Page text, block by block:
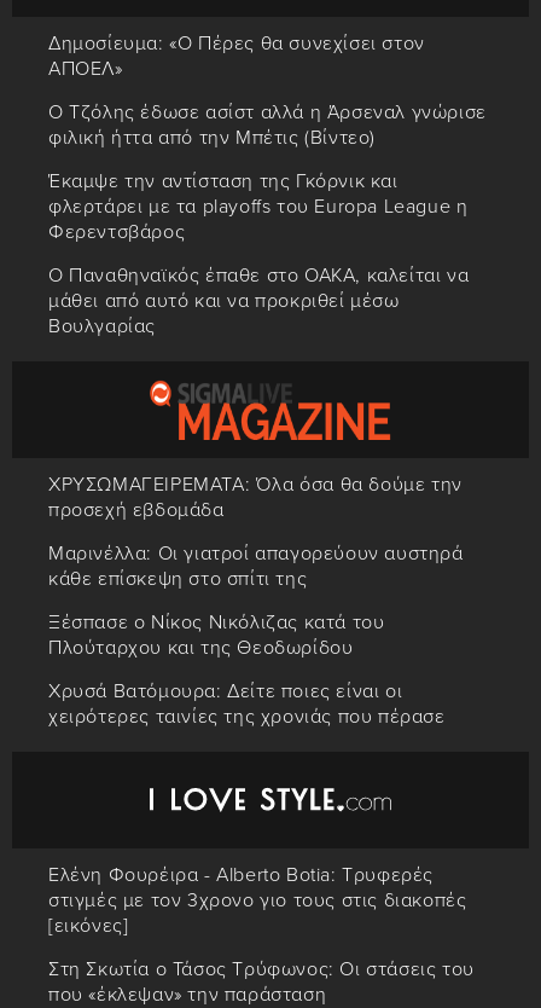
Δημοσίευμα: «Ο Πέρες θα συνεχίσει στον
ΑΠΟΕΛ»
Ο Τζόλης έδωσε ασίστ αλλά η Άρσεναλ γνώρισε
φιλική ήττα από την Μπέτις (Βίντεο)
Έκαμψε την αντίσταση της Γκόρνικ και
φλερτάρει με τα playoffs του Europa League η
Φερεντσβάρος
Ο Παναθηναϊκός έπαθε στο ΟΑΚΑ, καλείται να
μάθει από αυτό και να προκριθεί μέσω
Βουλγαρίας
ΧΡΥΣΩΜΑΓΕΙΡΕΜΑΤΑ: Όλα όσα θα δούμε την
προσεχή εβδομάδα
Μαρινέλλα: Οι γιατροί απαγορεύουν αυστηρά
κάθε επίσκεψη στο σπίτι της
Ξέσπασε ο Νίκος Νικόλιζας κατά του
Πλούταρχου και της Θεοδωρίδου
Χρυσά Βατόμουρα: Δείτε ποιες είναι οι
χειρότερες ταινίες της χρονιάς που πέρασε
Ελένη Φουρέιρα - Alberto Botia: Τρυφερές
στιγμές με τον 3χρονο γιο τους στις διακοπές
[εικόνες]
Στη Σκωτία ο Τάσος Τρύφωνος: Οι στάσεις του
που «έκλεψαν» την παράσταση